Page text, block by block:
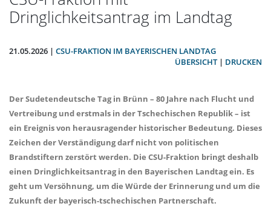
Dringlichkeitsantrag im Landtag
21.05.2026 | CSU-FRAKTION IM BAYERISCHEN LANDTAG
ÜBERSICHT| DRUCKEN
Der Sudetendeutsche Tag in Brünn – 80 Jahre nach Flucht und
Vertreibung und erstmals in der Tschechischen Republik – ist
ein Ereignis von herausragender historischer Bedeutung. Dieses
Zeichen der Verständigung darf nicht von politischen
Brandstiftern zerstört werden. Die CSU-Fraktion bringt deshalb
einen Dringlichkeitsantrag in den Bayerischen Landtag ein. Es
geht um Versöhnung, um die Würde der Erinnerung und um die
Zukunft der bayerisch-tschechischen Partnerschaft.